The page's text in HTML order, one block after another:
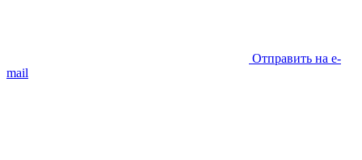
Отправить на e-
mail